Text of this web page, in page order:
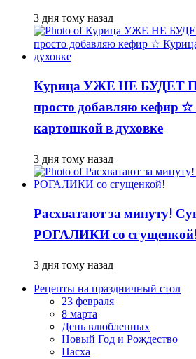
3 дня тому назад
Курица УЖЕ НЕ
просто добавляю кефир
картошкой в духовке
3 дня тому назад
Расхватают за минуту!
РОГАЛИКИ со
3 дня тому назад
Рецепты на праздничный стол
23 февраля
8 марта
День влюбленных
Новый Год и Рождество
Пасха